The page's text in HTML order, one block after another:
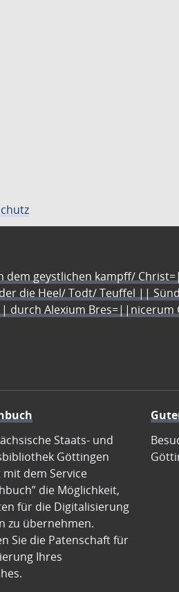
dem geystlichen kampff/
die Heel/ Todt/ Teuffel ||
durch Alexium Bres=||nicerum
Staats- und
Göttingen
mit dem Service
die Möglichkeit,
für die Digitalisierung
zu übernehmen.
Sie die Patenschaft für
Ihres